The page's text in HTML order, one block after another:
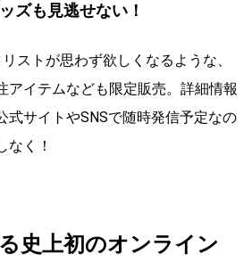
ズも見逃せない！
ストが思わず欲しくなるような、
アイテムなども限定販売。詳細情報
式サイトやSNSで随時発信予定なの
なく！
史上初のオンライン